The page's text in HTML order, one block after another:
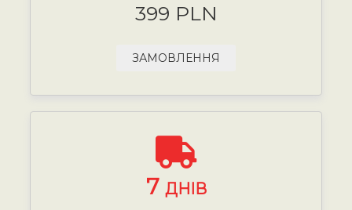
399 PLN
ЗАМОВЛЕННЯ
7 ДНІВ